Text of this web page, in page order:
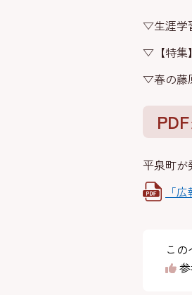
▽生涯学
▽【特集
▽春の藤
平泉町が
「
こ